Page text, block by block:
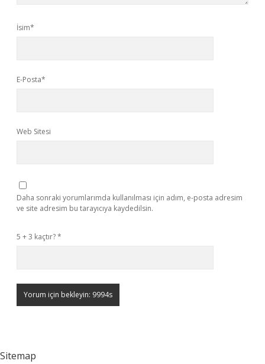
İsim*
E-Posta*
Web Sitesi
Daha sonraki yorumlarımda kullanılması için adım, e-posta adresim
ve site adresim bu tarayıcıya kaydedilsin.
5 + 3 kaçtır?*
Sitemap